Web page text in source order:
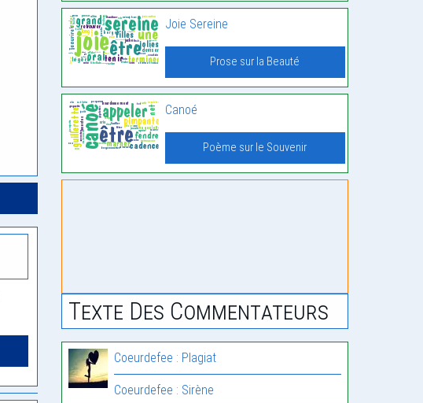
Joie Sereine
Prose sur la Beauté
Canoé
Poème sur le Souvenir
Texte Des Commentateurs
Coeurdefee : Plagiat
Coeurdefee : Sirène